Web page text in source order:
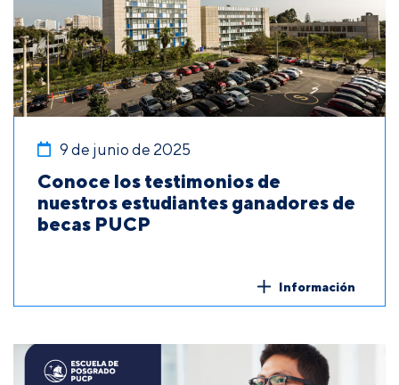
9 de junio de 2025
Conoce los testimonios de
nuestros estudiantes ganadores de
becas PUCP
Información